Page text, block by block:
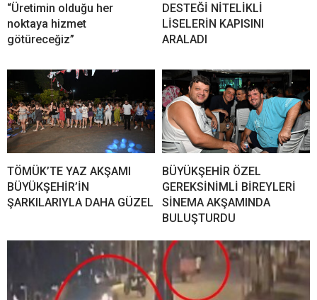
“Üretimin olduğu her
noktaya hizmet
götüreceğiz”
DESTEĞİ NİTELİKLİ
LİSELERİN KAPISINI
ARALADI
TÖMÜK’TE YAZ AKŞAMI
BÜYÜKŞEHİR’İN
ŞARKILARIYLA DAHA GÜZEL
BÜYÜKŞEHİR ÖZEL
GEREKSİNİMLİ BİREYLERİ
SİNEMA AKŞAMINDA
BULUŞTURDU